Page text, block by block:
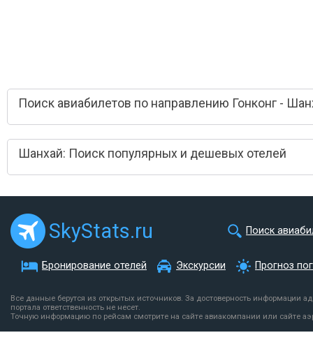
Поиск авиабилетов по направлению Гонконг -
Шанхай: Поиск популярных и дешевых отелей
SkyStats.ru Поиск
Бронирование отелей Экскурсии Прогноз
Все данные берутся из открытых источников. За достоверность информации
портала ответственность не несет.
Точную информацию по рейсам смотрите на сайте авиакомпании или сайте